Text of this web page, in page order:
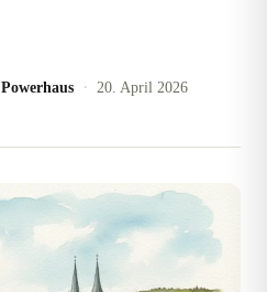
Powerhaus · 20. April 2026